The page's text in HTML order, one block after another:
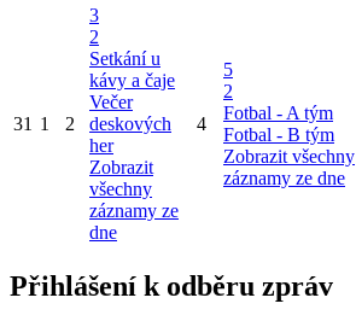
31 1 2
3
2
Setkání u
kávy a čaje
Večer
deskových
her
Zobrazit
všechny
záznamy ze
dne
4
5
2
Fotbal - A tým
Fotbal - B tým
Zobrazit všechny
záznamy ze dne
Přihlášení k odběru zpráv